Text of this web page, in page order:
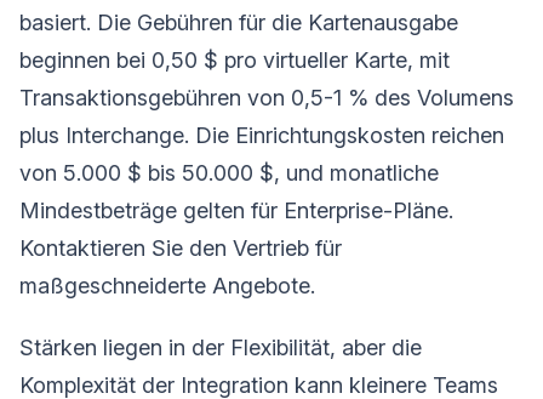
basiert. Die Gebühren für die Kartenausgabe
beginnen bei 0,50 $ pro virtueller Karte, mit
Transaktionsgebühren von 0,5-1 % des Volumens
plus Interchange. Die Einrichtungskosten reichen
von 5.000 $ bis 50.000 $, und monatliche
Mindestbeträge gelten für Enterprise-Pläne.
Kontaktieren Sie den Vertrieb für
maßgeschneiderte Angebote.
Stärken liegen in der Flexibilität, aber die
Komplexität der Integration kann kleinere Teams